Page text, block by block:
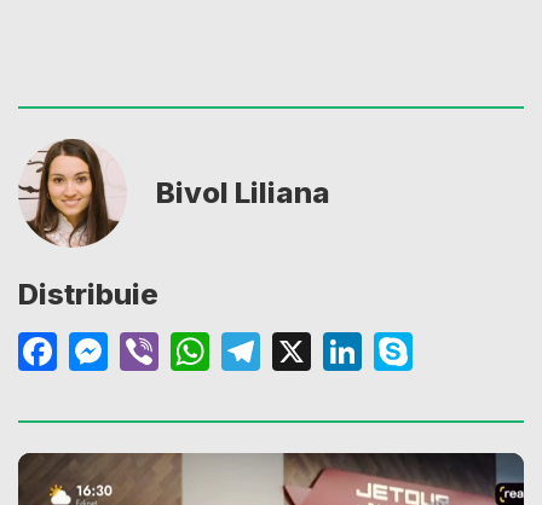
Bivol Liliana
Distribuie
Facebook
Messenger
ViberWhatsApp
Telegram
X LinkedIn